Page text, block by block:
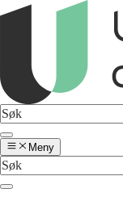
Meny